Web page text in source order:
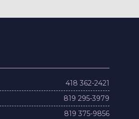
418 362-2421
819 295-3979
819 375-9856